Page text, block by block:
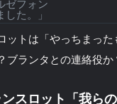
ゼフォン
した。」
ットは「やっちまっ
ブランタとの連絡役か
スロット「我ら